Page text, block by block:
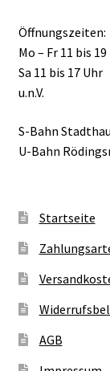
Öffnungszeiten:
Mo – Fr 11 bis
Sa 11 bis 17 Uhr
u.n.V.
S-Bahn
U-Bahn
Startseite
AGB